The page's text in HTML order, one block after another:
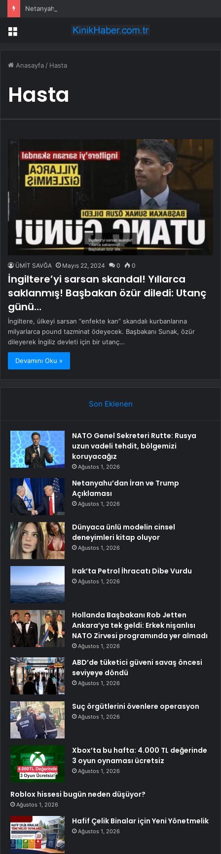
Netanyahu’dan İran ve Trump Açıklaması
Menü
Anasayfa / Hasta
Hasta
ÜMİT SAVĞA Mayıs 22, 2024 0 0
İngiltere’yi sarsan skandal! Yıllarca
saklanmış! Başbakan özür diledi: Utanç
günü…
İngiltere, ülkeyi sarsan “enfekte kan” skandalı kurbanlarına
milyarlarca pound tazminat ödeyecek. Başbakanı Sunak, özür
dileyerek İngiliz devleti için bir utanç…
Devamını Oku »
Son Eklenen
NATO Genel Sekreteri Rutte: Rusya
uzun vadeli tehdit, bölgemizi
koruyacağız
Ağustos 1, 2026
Netanyahu’dan İran ve Trump
Açıklaması
Ağustos 1, 2026
Dünyaca ünlü modelin cinsel
deneyimleri kitap oluyor
Ağustos 1, 2026
Irak’ta Petrol İhracatı Dibe Vurdu
Ağustos 1, 2026
Hollanda Başbakanı Rob Jetten
Ankara’ya tek geldi: Erkek nişanlısı
NATO Zirvesi programında yer almadı
Ağustos 1, 2026
ABD’de tüketici güveni savaş öncesi
seviyeye döndü
Ağustos 1, 2026
Suç örgütlerini övenlere operasyon
Ağustos 1, 2026
Xbox’ta bu hafta: 4.000 TL değerinde
3 oyun oynaması ücretsiz
Ağustos 1, 2026
Roblox hissesi bugün neden düşüyor?
Ağustos 1, 2026
Hafif Çelik Binalar için Yeni Yönetmelik
Ağustos 1, 2026